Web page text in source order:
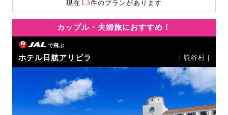
現在 件のプランがあります
カップル・夫婦旅におすすめ！
で飛ぶ
ホテル日航アリビラ ｜読谷村｜